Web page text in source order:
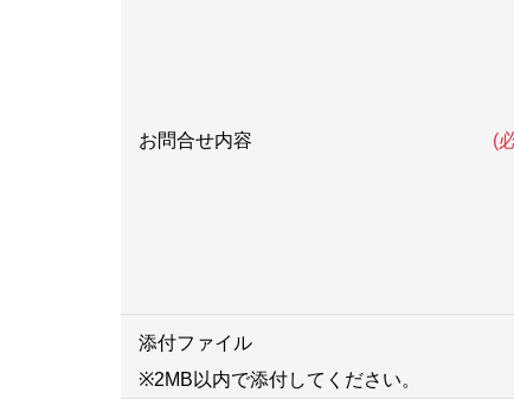
お問合せ内容 (
添付ファイル
※2MB以内で添付してください。